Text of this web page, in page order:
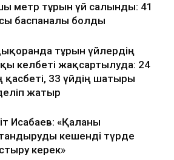
метр тұрғын үй салынды: 41
баспаналы болды
тұрғын үйлердің
келбеті жақсартылуда: 24
қасбеті, 33 үйдің шатыры
жатыр
Исабаев: «Қаланы
кешенді түрде
керек»